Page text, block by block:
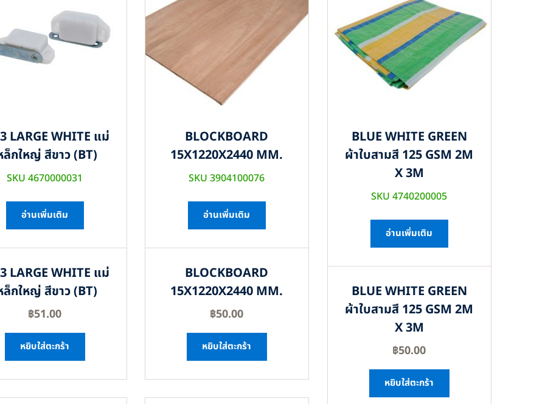
LARGE WHITE แม่
ล็กใหญ่ สีขาว (BT)
SKU 4670000031
อ่านเพิ่มเติม
LARGE WHITE แม่
ล็กใหญ่ สีขาว (BT)
฿51.00
หยิบใส่ตะกร้า
BLOCKBOARD
15X1220X2440 MM.
SKU 3904100076
อ่านเพิ่มเติม
BLOCKBOARD
15X1220X2440 MM.
฿50.00
หยิบใส่ตะกร้า
BLUE WHITE GREEN
ผ้าใบสามสี 125 GSM 2M
X 3M
SKU 4740200005
อ่านเพิ่มเติม
BLUE WHITE GREEN
ผ้าใบสามสี 125 GSM 2M
X 3M
฿50.00
หยิบใส่ตะกร้า